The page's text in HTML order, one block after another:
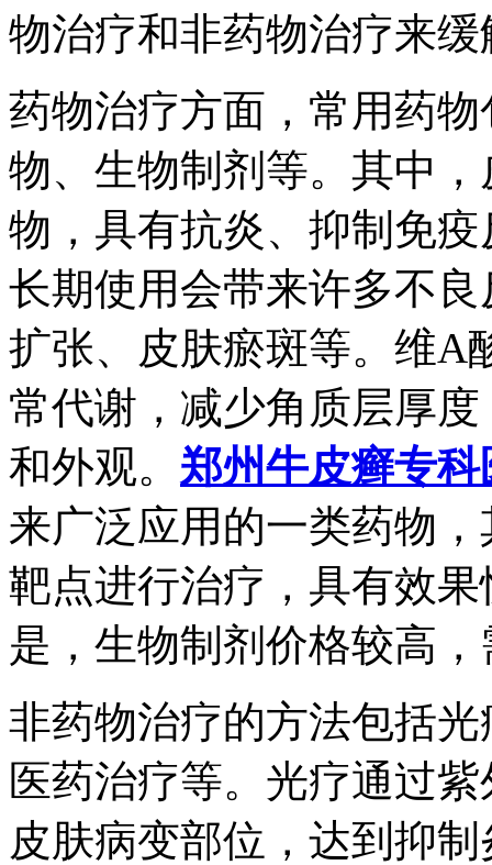
物治疗和非药物治疗来
药物治疗方面，常用药
物、生物制剂等。其中
物，具有抗炎、抑制免
长期使用会带来许多不
扩张、皮肤瘀斑等。维A
常代谢，减少角质层厚
和外观。 郑州牛皮癣专科
来广泛应用的一类药物
靶点进行治疗，具有效
是，生物制剂价格较高
非药物治疗的方法包括
医药治疗等。光疗通过
皮肤病变部位，达到抑